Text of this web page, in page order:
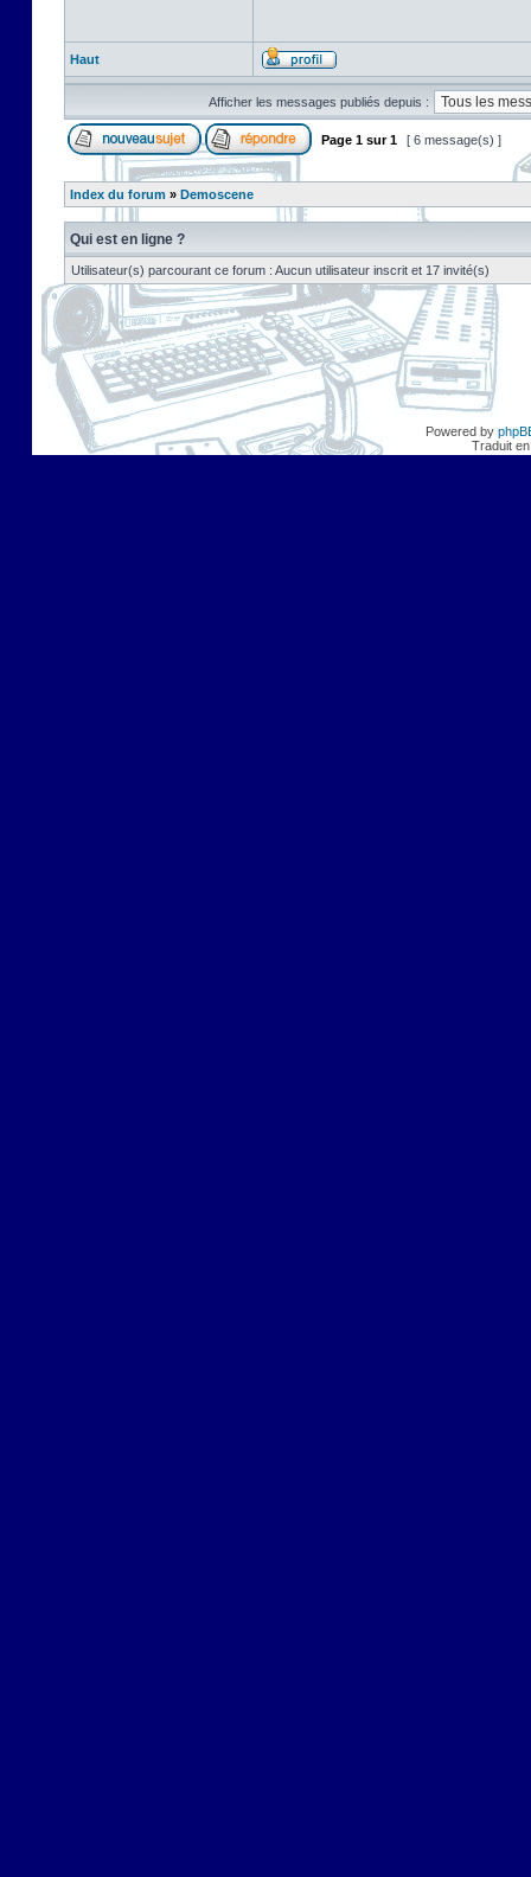
Haut
Afficher les messages publiés depuis :
Page 1 sur1 [ 6 message(s) ]
Index du forum » Demoscene
Qui est en ligne ?
Utilisateur(s) parcourant ce forum : Aucun utilisateur inscrit et 17 invité(s)
Powered by
Traduit